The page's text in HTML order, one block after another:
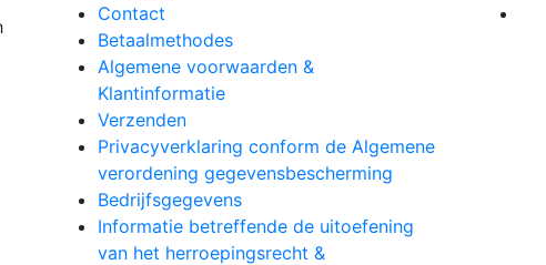
Contact
Betaalmethodes
Algemene voorwaarden &
Klantinformatie
Verzenden
Privacyverklaring conform de Algemene
verordening gegevensbescherming
Bedrijfsgegevens
Informatie betreffende de uitoefening
van het herroepingsrecht &